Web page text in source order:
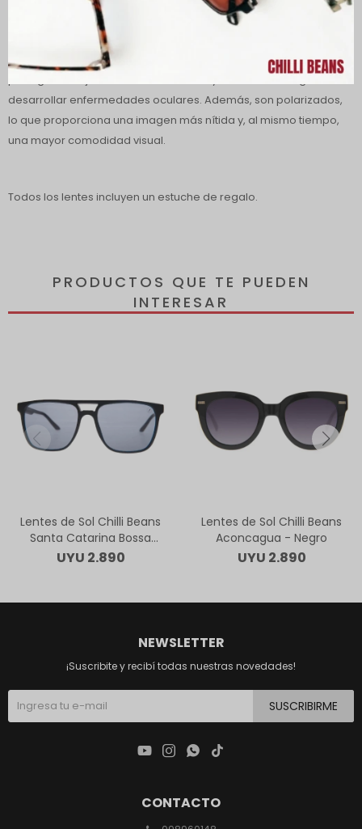
moda, música y performance, estos entes son una extensión del
escenario, el arte y la actitud de Ivete.
Lentes con protección 100% contra los rayos UVA y UVB, que
desarrollar enfermedades oculares. Además, son polarizados,
lo que proporciona una imagen más nítida y, al mismo tiempo,
una mayor comodidad visual.
Todos los lentes incluyen un estuche de regalo.
PRODUCTOS QUE TE PUEDEN
INTERESAR
Lentes de Sol Chilli Beans
Santa Catarina Bossa
Nova - Negro
UYU 2.890
Lentes de Sol Chilli Beans
Aconcagua - Negro
UYU 2.890
CONTACTO
NEWSLETTER
¡Suscribite y recibí todas nuestras novedades!
SUSCRIBIRME
   